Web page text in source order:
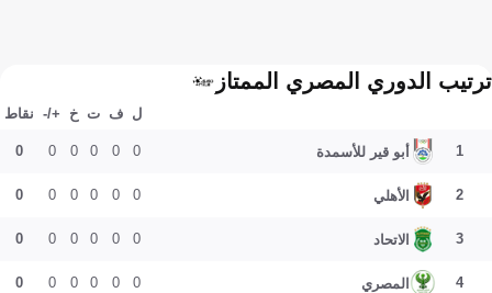
ترتيب الدوري المصري الممتاز
ل ف ت خ +/- نقاط
1 أبو قير للأسمدة 0
0
0
0
0
0
2 الأهلي 0
0
0
0
0
0
3 الاتحاد 0
0
0
0
0
0
4 المصري 0
0
0
0
0
0